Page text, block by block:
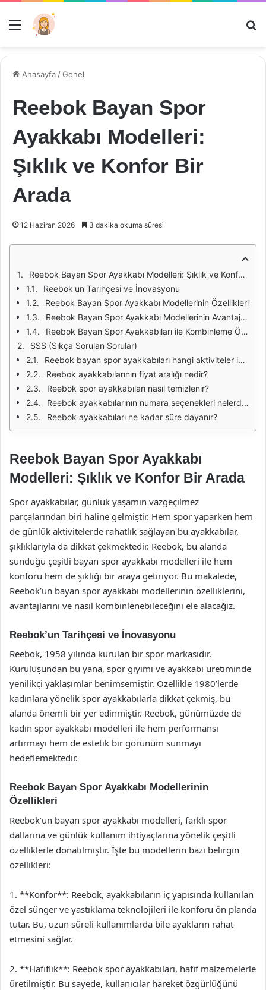
Menü
Anasayfa /Genel
Reebok Bayan Spor
Ayakkabı Modelleri:
Şıklık ve Konfor Bir
Arada
12 Haziran 2026 3 dakika okuma süresi
Reebok Bayan Spor Ayakkabı Modelleri: Şıklık ve Konfor Bir Arada
Reebok'un Tarihçesi ve İnovasyonu
Reebok Bayan Spor Ayakkabı Modellerinin Özellikleri
Reebok Bayan Spor Ayakkabı Modellerinin Avantajları
Reebok Bayan Spor Ayakkabıları ile Kombinleme Önerileri
SSS (Sıkça Sorulan Sorular)
Reebok bayan spor ayakkabıları hangi aktiviteler için uygundur?
Reebok ayakkabılarının fiyat aralığı nedir?
Reebok spor ayakkabıları nasıl temizlenir?
Reebok ayakkabılarının numara seçenekleri nelerdir?
Reebok ayakkabıları ne kadar süre dayanır?
Reebok Bayan Spor Ayakkabı
Modelleri: Şıklık ve Konfor Bir Arada
Spor ayakkabılar, günlük yaşamın vazgeçilmez
parçalarından biri haline gelmiştir. Hem spor yaparken hem
de günlük aktivitelerde rahatlık sağlayan bu ayakkabılar,
şıklıklarıyla da dikkat çekmektedir. Reebok, bu alanda
sunduğu çeşitli bayan spor ayakkabı modelleri ile hem
konforu hem de şıklığı bir araya getiriyor. Bu makalede,
Reebok’un bayan spor ayakkabı modellerinin özelliklerini,
avantajlarını ve nasıl kombinlenebileceğini ele alacağız.
Reebok’un Tarihçesi ve İnovasyonu
Reebok, 1958 yılında kurulan bir spor markasıdır.
Kuruluşundan bu yana, spor giyimi ve ayakkabı üretiminde
yenilikçi yaklaşımlar benimsemiştir. Özellikle 1980’lerde
kadınlara yönelik spor ayakkabılarla dikkat çekmiş, bu
alanda önemli bir yer edinmiştir. Reebok, günümüzde de
kadın spor ayakkabı modelleri ile hem performansı
artırmayı hem de estetik bir görünüm sunmayı
hedeflemektedir.
Reebok Bayan Spor Ayakkabı Modellerinin
Özellikleri
Reebok’un bayan spor ayakkabı modelleri, farklı spor
dallarına ve günlük kullanım ihtiyaçlarına yönelik çeşitli
özelliklerle donatılmıştır. İşte bu modellerin bazı belirgin
özellikleri:
1. **Konfor**: Reebok, ayakkabıların iç yapısında kullanılan
özel sünger ve yastıklama teknolojileri ile konforu ön planda
tutar. Bu, uzun süreli kullanımlarda bile ayakların rahat
etmesini sağlar.
2. **Hafiflik**: Reebok spor ayakkabıları, hafif malzemelerle
üretilmiştir. Bu sayede, kullanıcılar hareket özgürlüğünü